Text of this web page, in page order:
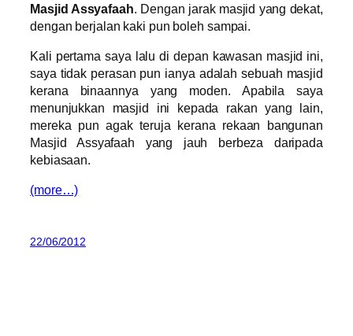
Masjid Assyafaah . Dengan jarak masjid yang dekat,
dengan berjalan kaki pun boleh sampai.
Kali pertama saya lalu di depan kawasan masjid ini,
saya tidak perasan pun ianya adalah sebuah masjid
kerana binaannya yang moden. Apabila saya
menunjukkan masjid ini kepada rakan yang lain,
mereka pun agak teruja kerana rekaan bangunan
Masjid Assyafaah yang jauh berbeza daripada
kebiasaan.
(more…)
22/06/2012